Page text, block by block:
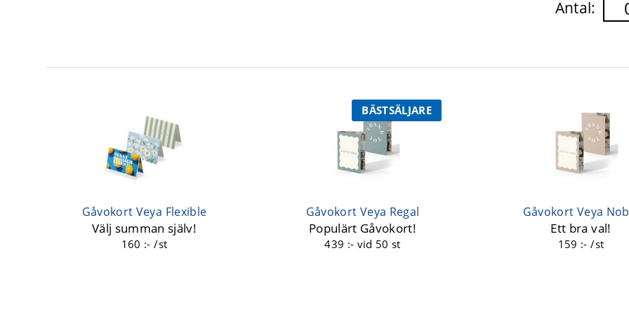
Antal:
Gåvokort Veya Flexible
Välj summan själv!
160 :- /st
BÄSTSÄLJARE
Gåvokort Veya Regal
Populärt Gåvokort!
439 :- vid 50 st
Gåvokort Veya
Ett bra val!
159 :- /st